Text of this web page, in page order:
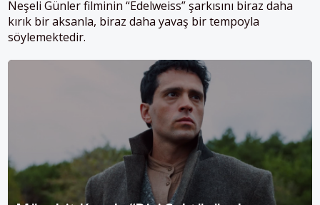
Neşeli Günler filminin “Edelweiss” şarkısını biraz daha
kırık bir aksanla, biraz daha yavaş bir tempoyla
söylemektedir.